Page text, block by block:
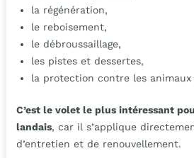
la régénération,
le reboisement,
le débroussaillage,
les pistes et dessertes,
la protection contre les animaux
C’est le volet le plus intéressant
landais, car il s’applique
d’entretien et de renouvellement.